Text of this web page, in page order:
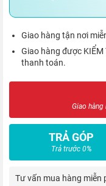
Giao hàng tận nơi
Giao hàng được KIỂM
thanh toán.
Giao
TRẢ GÓP
Trả trước 0%
Tư vấn mua hàng miễn